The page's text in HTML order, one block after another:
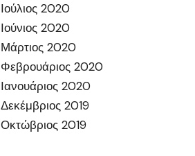
Ιούλιος 2020
Ιούνιος 2020
Μάρτιος 2020
Φεβρουάριος 2020
Ιανουάριος 2020
Δεκέμβριος 2019
Οκτώβριος 2019